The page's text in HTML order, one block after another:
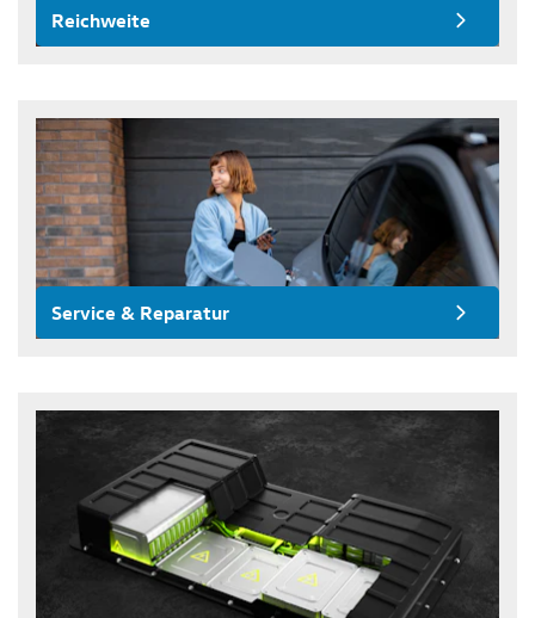
Reichweite
Service & Reparatur